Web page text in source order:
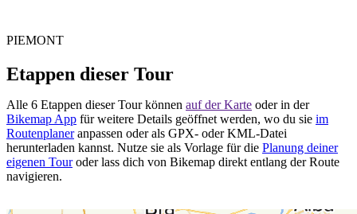
PIEMONT
Etappen dieser Tour
Alle 6 Etappen dieser Tour können auf der Karte oder in der
Bikemap App für weitere Details geöffnet werden, wo du sie im
Routenplaneranpassen oder als GPX- oder KML-Datei
herunterladen kannst. Nutze sie als Vorlage für die Planung deiner
eigenen Touroder lass dich von Bikemap direkt entlang der Route
navigieren.